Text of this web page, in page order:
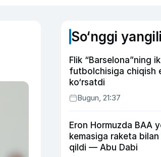
So‘nggi
Flik “Barselona”ning
futbolchisiga chiqish
ko‘rsatdi
Bugun, 21:37
Eron Hormuzda BAA
kemasiga raketa bilan
qildi — Abu Dabi